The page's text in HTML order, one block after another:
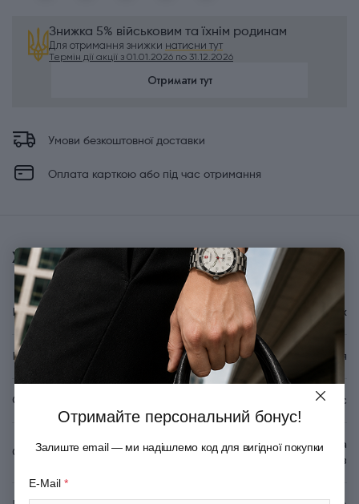
Знижка 5% військовим та їхнім родинам
Для отримання знижки натисни тут
Термін дії акції з 01.01.2026 по 31.12.2026
Отримати тут
Умови безкоштовної доставки
Оплата карткою або під час отримання
Характеристики
Бренд Victorinox
Країна походження Швейцарія
Серія Swiss Classic
Спеціалізація
Для чищення овочів та
фруктів
Отримайте персональний бонус!
Залиште email — ми надішлемо код для вигідної покупки
E-Mail *